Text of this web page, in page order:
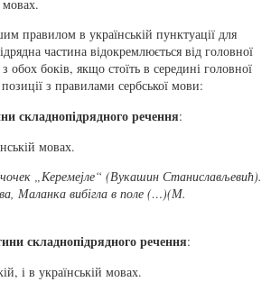
мовах.
правилом в українській пунктуації для
частина відокремлюється від головної
боків, якщо стоїть в середині головної
з правилами сербської мови:
складнопідрядного речення:
мовах.
„Керемејле“ (Вукашин Станислављевић).
Маланка вибігла в поле (…)(М.
складнопідрядного речення:
і в українській мовах.